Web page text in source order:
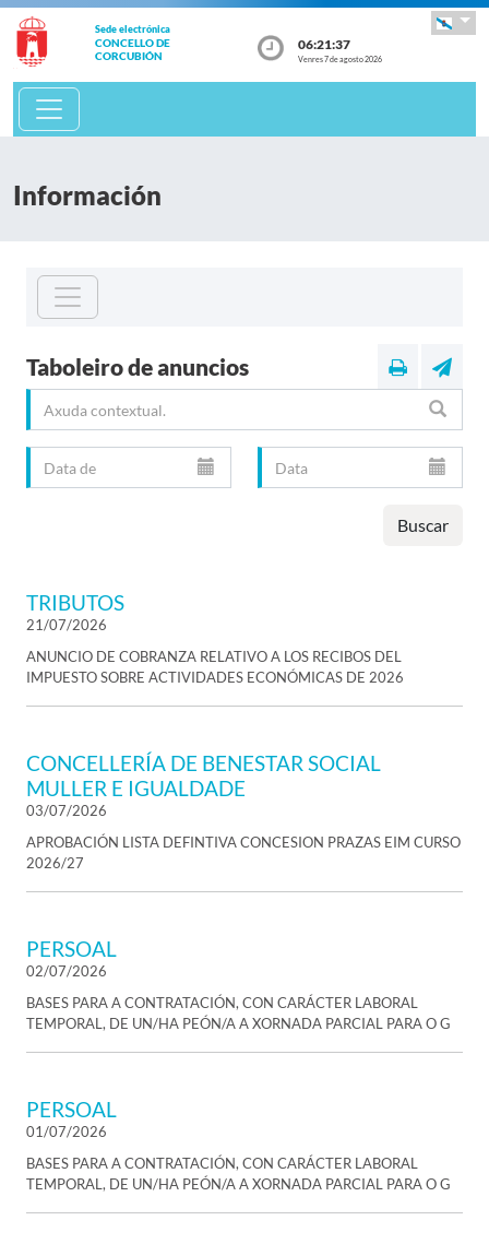
Sede electrónica
CONCELLO DE
CORCUBIÓN
06:21:38
Venres 7 de agosto 2026
Información
Taboleiro de anuncios
Buscar
TRIBUTOS
21/07/2026
ANUNCIO DE COBRANZA RELATIVO A LOS RECIBOS DEL
IMPUESTO SOBRE ACTIVIDADES ECONÓMICAS DE 2026
CONCELLERÍA DE BENESTAR SOCIAL
MULLER E IGUALDADE
03/07/2026
APROBACIÓN LISTA DEFINTIVA CONCESION PRAZAS EIM CURSO
2026/27
PERSOAL
02/07/2026
BASES PARA A CONTRATACIÓN, CON CARÁCTER LABORAL
TEMPORAL, DE UN/HA PEÓN/A A XORNADA PARCIAL PARA O G
PERSOAL
01/07/2026
BASES PARA A CONTRATACIÓN, CON CARÁCTER LABORAL
TEMPORAL, DE UN/HA PEÓN/A A XORNADA PARCIAL PARA O G